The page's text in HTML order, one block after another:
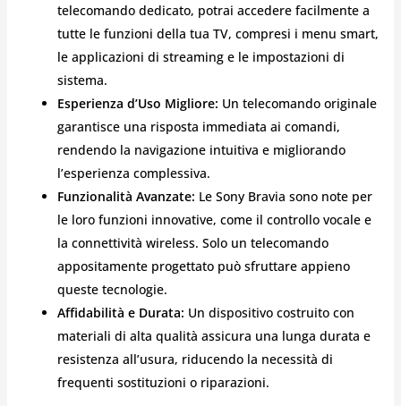
telecomando dedicato, potrai accedere facilmente a
tutte le funzioni della tua TV, compresi i menu smart,
le applicazioni di streaming e le impostazioni di
sistema.
Esperienza d’Uso Migliore: Un telecomando originale
garantisce una risposta immediata ai comandi,
rendendo la navigazione intuitiva e migliorando
l’esperienza complessiva.
Funzionalità Avanzate: Le Sony Bravia sono note per
le loro funzioni innovative, come il controllo vocale e
la connettività wireless. Solo un telecomando
appositamente progettato può sfruttare appieno
queste tecnologie.
Affidabilità e Durata: Un dispositivo costruito con
materiali di alta qualità assicura una lunga durata e
resistenza all’usura, riducendo la necessità di
frequenti sostituzioni o riparazioni.